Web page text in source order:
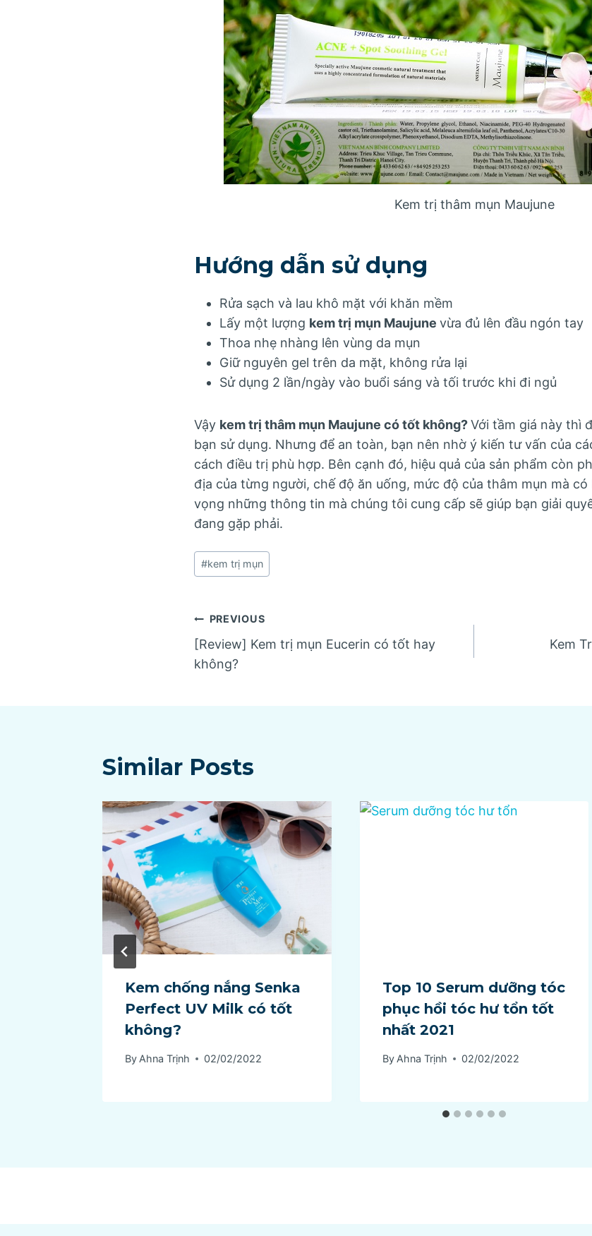
Kem trị thâm mụn Maujune
Hướng dẫn sử dụng
Rửa sạch và lau khô mặt với khăn mềm
Lấy một lượng kem trị mụn Maujune vừa đủ lên đầu ngón tay
Thoa nhẹ nhàng lên vùng da mụn
Giữ nguyên gel trên da mặt, không rửa lại
Sử dụng 2 lần/ngày vào buổi sáng và tối trước khi đi ngủ
Vậy kem trị thâm mụn Maujune có tốt không?Với tầm giá này thì
bạn sử dụng. Nhưng để an toàn, bạn nên nhờ ý kiến tư vấn của
cách điều trị phù hợp. Bên cạnh đó, hiệu quả của sản phẩm còn
địa của từng người, chế độ ăn uống, mức độ của thâm mụn mà có
vọng những thông tin mà chúng tôi cung cấp sẽ giúp bạn giải
đang gặp phải.
Post
Tags:
#kem trị mụn
Post
navigation
PREVIOUS
[Review] Kem trị mụn Eucerin có tốt hay
không?
Kem
Similar Posts
Kem chống nắng Senka
Perfect UV Milk có tốt
không?
By Ahna Trịnh 02/02/2022
Top 10 Serum dưỡng tóc
phục hồi tóc hư tổn tốt
nhất 2021
By Ahna Trịnh 02/02/2022